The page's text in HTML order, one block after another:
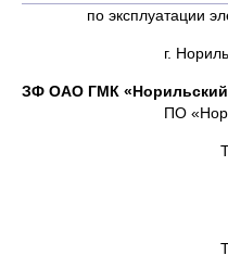
по эксплуатации
г.
ЗФ ОАО ГМК «Норильский
ПО